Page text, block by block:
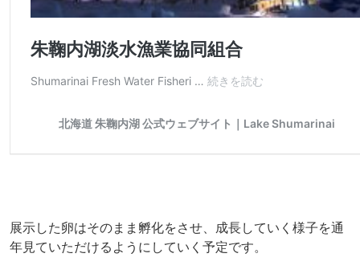
展示した卵はそのまま孵化をさせ、成長していく様子を通
年見ていただけるようにしていく予定です。